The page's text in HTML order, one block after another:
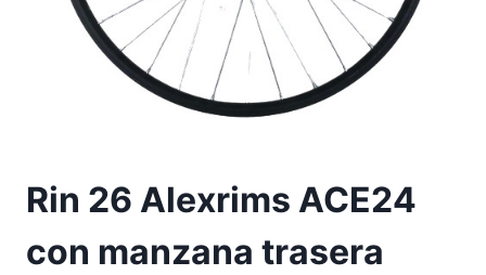
Rin 26 Alexrims ACE24
con manzana trasera